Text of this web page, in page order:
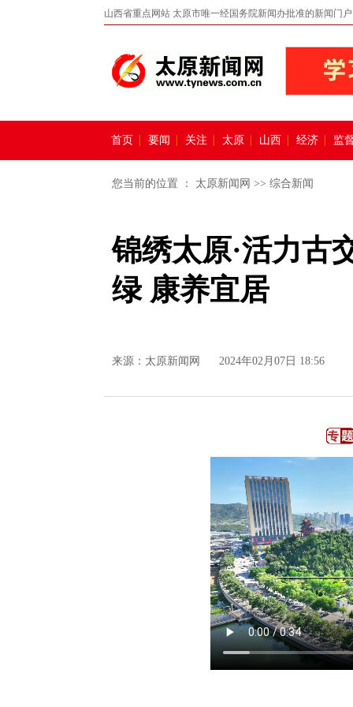
山西省重点网站 太原市唯一经国务院新闻办批准的新闻门
首页 要闻 关注 太原 山西 经济 监
您当前的位置 ： 太原新闻网 >> 综合新闻
锦绣太原·活力古
绿 康养宜居
来源： 太原新闻网 2024年02月07日 18:56